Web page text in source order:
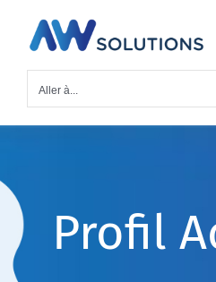
Aller à...
Profil